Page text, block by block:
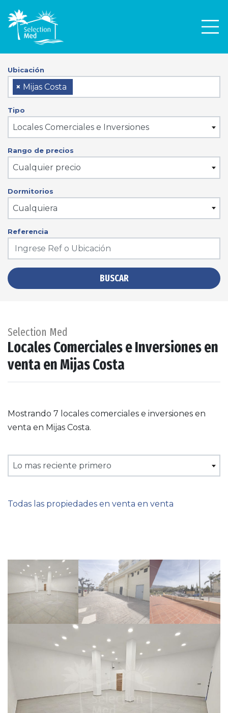
Ubicación
× Mijas Costa
Tipo
Locales Comerciales e Inversiones
Rango de precios
Cualquier precio
Dormitorios
Cualquiera
Referencia
BUSCAR
Selection Med
Locales Comerciales e Inversiones en
venta en Mijas Costa
Mostrando 7 locales comerciales e inversiones en
venta en Mijas Costa.
Lo mas reciente primero
Todas las propiedades en venta en venta